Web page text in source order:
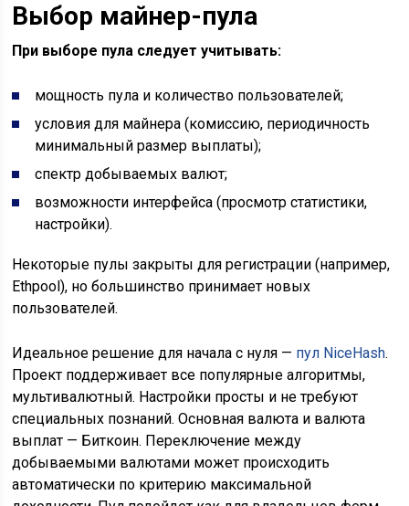
Выбор майнер-пула
При выборе пула следует учитывать:
мощность пула и количество пользователей;
условия для майнера (комиссию, периодичность
минимальный размер выплаты);
спектр добываемых валют;
возможности интерфейса (просмотр статистики,
настройки).
Некоторые пулы закрыты для регистрации (например,
Ethpool), но большинство принимает новых
пользователей.
Идеальное решение для начала с нуля — пул NiceHash.
Проект поддерживает все популярные алгоритмы,
мультивалютный. Настройки просты и не требуют
специальных познаний. Основная валюта и валюта
выплат — Биткоин. Переключение между
добываемыми валютами может происходить
автоматически по критерию максимальной